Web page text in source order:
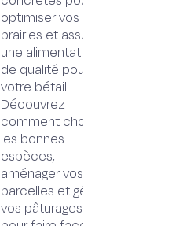
optimiser vos
prairies et assurer
une alimentation
de qualité pour
votre bétail.
Découvrez
comment choisir
les bonnes
espèces,
aménager vos
parcelles et gérer
vos pâturages